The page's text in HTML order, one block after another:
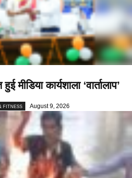
मीडिया कार्यशाला ‘वार्तालाप’
FITNESS August 9, 2026